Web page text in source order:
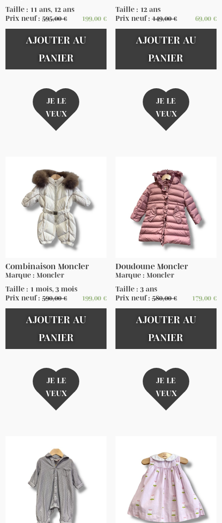
Taille : 11 ans, 12 ans
Prix neuf :595,00€ 199,00 €
AJOUTER AU
PANIER
JE LE
VEUX
Taille : 12 ans
Prix neuf :149,00€ 69,00 €
AJOUTER AU
PANIER
JE LE
VEUX
Combinaison Moncler
Marque : Moncler
Taille : 1 mois, 3 mois
Prix neuf :590,00€ 199,00 €
AJOUTER AU
PANIER
JE LE
VEUX
Doudoune Moncler
Marque : Moncler
Taille : 3 ans
Prix neuf :580,00€ 179,00 €
AJOUTER AU
PANIER
JE LE
VEUX